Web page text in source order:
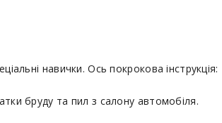
навички. Ось покрокова інструкція:
бруду та пил з салону автомобіля.